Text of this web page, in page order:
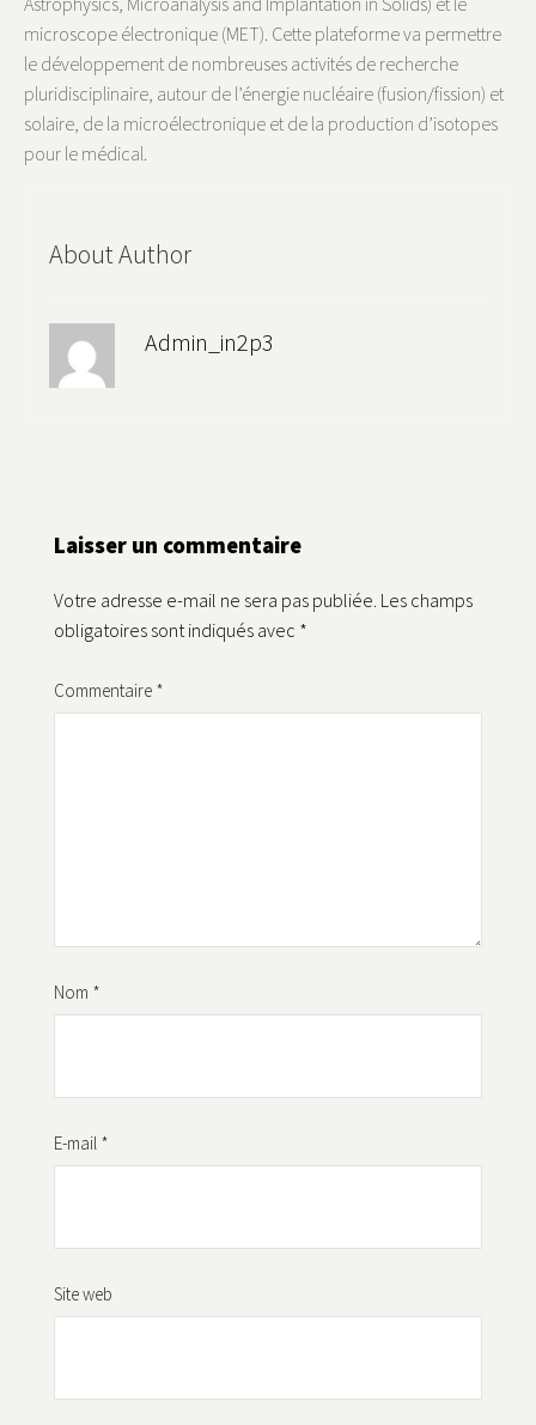
microscope électronique (MET). Cette plateforme va permettre
le développement de nombreuses activités de recherche
pluridisciplinaire, autour de l’énergie nucléaire (fusion/fission) et
solaire, de la microélectronique et de la production d’isotopes
pour le médical.
About Author
Admin_in2p3
Laisser un commentaire
Votre adresse e-mail ne sera pas publiée. Les champs
obligatoires sont indiqués avec *
Commentaire *
Nom *
E-mail *
Site web